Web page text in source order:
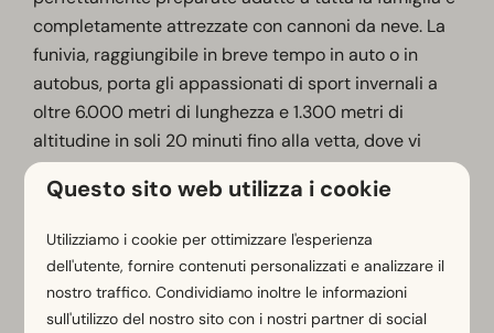
completamente attrezzate con cannoni da neve. La
funivia, raggiungibile in breve tempo in auto o in
autobus, porta gli appassionati di sport invernali a
oltre 6.000 metri di lunghezza e 1.300 metri di
altitudine in soli 20 minuti fino alla vetta, dove vi
attendono viste panoramiche mozzafiato sulle Alpi
Giulie, sul Mangart italiano e sul resto del
le opportunità per gli snowboarder: il Nassfeld
Snowpark offre numerosi kicker, box e rail per tutti i
livelli.
Questo sito web utilizza i cookie
Utilizziamo i cookie per ottimizzare l'esperienza
dell'utente, fornire contenuti personalizzati e analizzare il
nostro traffico. Condividiamo inoltre le informazioni
sull'utilizzo del nostro sito con i nostri partner di social